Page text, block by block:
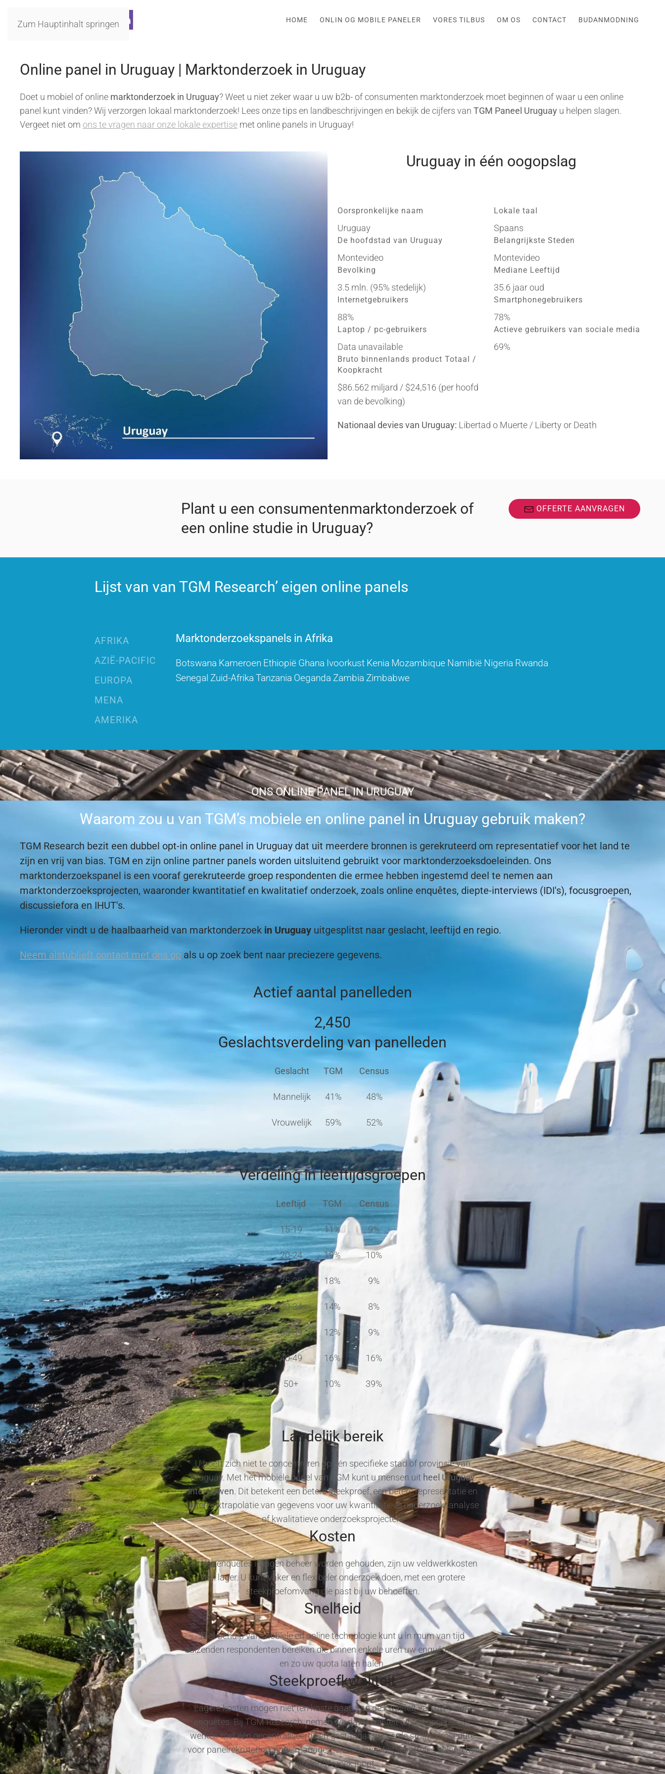
Zum Hauptinhalt springen HOME ONLIN OG MOBILE PANELER VORES TILBUS OM OS CONTACT BUDANMODNING
Online panel in Uruguay | Marktonderzoek in Uruguay
Doet u mobiel of online marktonderzoek in Uruguay? Weet u niet zeker waar u uw b2b- of consumenten marktonderzoek moet beginnen of waar u een online
panel kunt vinden? Wij verzorgen lokaal marktonderzoek! Lees onze tips en landbeschrijvingen en bekijk de cijfers van TGM Paneel Uruguay u helpen slagen.
Vergeet niet om ons te vragen naar onze lokale expertise met online panels in Uruguay!
Uruguay in één oogopslag
Oorspronkelijke naam
Uruguay
Lokale taal
Spaans
De hoofdstad van Uruguay
Montevideo
Belangrijkste Steden
Montevideo
Bevolking
3.5 mln. (95% stedelijk)
Mediane Leeftijd
35.6 jaar oud
Internetgebruikers
88%
Smartphonegebruikers
78%
Laptop / pc-gebruikers
Data unavailable
Actieve gebruikers van sociale media
69%
Bruto binnenlands product Totaal /
Koopkracht
$86.562 miljard / $24,516 (per hoofd
van de bevolking)
Nationaal devies van Uruguay: Libertad o Muerte / Liberty or Death
Plant u een consumentenmarktonderzoek of
een online studie in Uruguay?
OFFERTE AANVRAGEN
Lijst van van TGM Research’ eigen online panels
AFRIKA
AZIË-PACIFIC
EUROPA
MENA
AMERIKA
Marktonderzoekspanels in Afrika
Botswana Kameroen Ethiopië Ghana Ivoorkust Kenia Mozambique Namibië Nigeria Rwanda
Senegal Zuid-Afrika Tanzania Oeganda Zambia Zimbabwe
ONS ONLINE PANEL IN URUGUAY
Waarom zou u van TGM’s mobiele en online panel in Uruguay gebruik maken?
TGM Research bezit een dubbel opt-in online panel in Uruguay dat uit meerdere bronnen is gerekruteerd om representatief voor het land te
zijn en vrij van bias. TGM en zijn online partner panels worden uitsluitend gebruikt voor marktonderzoeksdoeleinden. Ons
marktonderzoekspanel is een vooraf gerekruteerde groep respondenten die ermee hebben ingestemd deel te nemen aan
marktonderzoeksprojecten, waaronder kwantitatief en kwalitatief onderzoek, zoals online enquêtes, diepte-interviews (IDI's), focusgroepen,
discussiefora en IHUT's.
Hieronder vindt u de haalbaarheid van marktonderzoek in Uruguay uitgesplitst naar geslacht, leeftijd en regio.
Neem alstublieft contact met ons op als u op zoek bent naar preciezere gegevens.
Actief aantal panelleden
2,450
Geslachtsverdeling van panelleden
Geslacht TGM Census
Mannelijk 41% 48%
Vrouwelijk 59% 52%
Verdeling in leeftijdsgroepen
Leeftijd TGM Census
15-19 11% 9%
20-24 19% 10%
25-29 18% 9%
30-34 14% 8%
35-39 12% 9%
40-49 16% 16%
50+ 10% 39%
Landelijk bereik
U hoeft zich niet te concentreren op één specifieke stad of provincie van
Uruguay. Met het mobiele panel van TGM kunt u mensen uit heel Uruguay
interviewen. Dit betekent een betere steekproef, een betere representatie en
betere extrapolatie van gegevens voor uw kwantitatieve onderzoeksanalyse
of kwalitatieve onderzoeksprojecten.
Kosten
Omdat enquêtes in eigen beheer worden gehouden, zijn uw veldwerkkosten
veel lager. U kunt vaker en flexibeler onderzoek doen, met een grotere
steekproefomvang die past bij uw behoeften.
Snelheid
Met behulp van mobiele en online technologie kunt u in mum van tijd
duizenden respondenten bereiken die binnen enkele uren uw enquête invullen
en zo uw quota laten halen.
Steekproefkwaliteit
Lagere kosten mogen niet ten koste gaan van de kwaliteit van uw online
enquêtes. Bij TGM Research, nemen we datakwaliteit uiterst serieus. We
werken met één gecentraliseerde en gestandaardiseerde strikte procedure
voor panelrekrutering, panelmanagement, en kwaliteitscontroles zolang het
marktonderzoek loopt.